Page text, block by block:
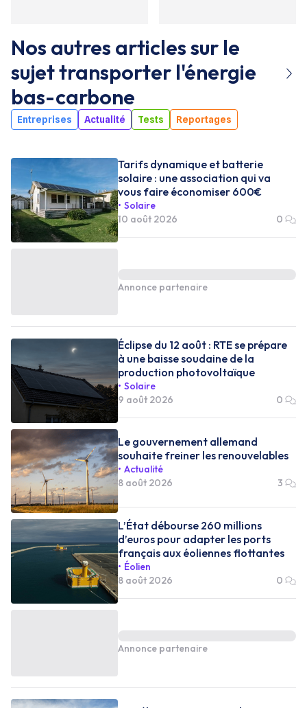
Nos autres articles sur le
sujettransporter l'énergie
bas-carbone
Entreprises Actualité Tests Reportages
Tarifs dynamique et batterie
solaire : une association qui va
vous faire économiser 600€
Solaire
10 août 2026
0
Annonce partenaire
Éclipse du 12 août : RTE se prépare
à une baisse soudaine de la
production photovoltaïque
Solaire
9 août 2026
0
Le gouvernement allemand
souhaite freiner les renouvelables
Actualité
8 août 2026
3
L’État débourse 260 millions
d’euros pour adapter les ports
français aux éoliennes flottantes
Éolien
8 août 2026
0
Annonce partenaire